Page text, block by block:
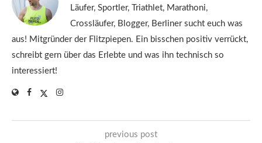
Läufer, Sportler, Triathlet, Marathoni,
Crossläufer, Blogger, Berliner sucht euch was
aus! Mitgründer der Flitzpiepen. Ein bisschen positiv verrückt,
schreibt gern über das Erlebte und was ihn technisch so
interessiert!
previous post